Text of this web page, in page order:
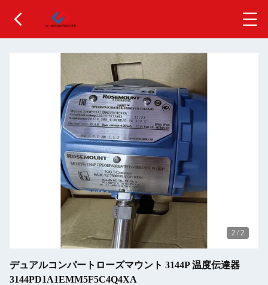
2 / 2
デュアルコンパートローズマウント 3144P 温度伝達器
3144PD1A1EMM5F5C4Q4XA